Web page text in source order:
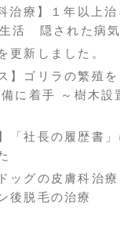
治療】１年以上
活 隠された病
更新しました。
】ゴリラの繁殖
に着手 ～樹木設
「社長の履歴書
ッグの皮膚科治
後脱毛の治療